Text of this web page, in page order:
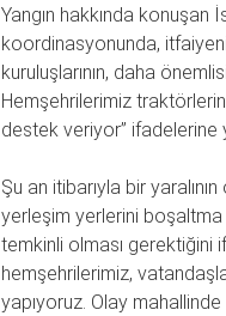
Yangın hakkında konuşan
koordinasyonunda,
kuruluşlarının, daha
Hemşehrilerimiz
destek veriyor” ifadelerine
Şu an itibarıyla bir
yerleşim yerlerini boşaltma
temkinli olması gerektiğini
hemşehrilerimiz,
yapıyoruz. Olay